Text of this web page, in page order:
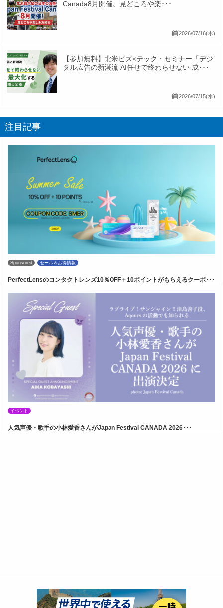
Canada8月開催。見どころや楽･･･
2026/07/16(木)
【参加無料】北米ビズ×テック・セミナー「デジ
タル広告の新潮流 AI任せで終わらせない 成･･･
2026/07/15(水)
注目記事
Sponsored セール＆お得情報
PerfectLensのコンタクトレンズ10％OFF＋10ポイントがもらえるクーポ･･･
イベント
人気声優・歌手の小林愛香さんがJapan Festival CANADA 2026･･･